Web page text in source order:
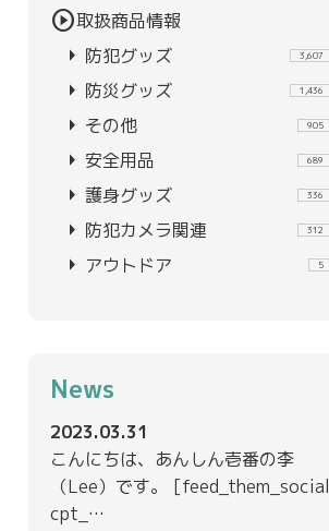
play_circle取扱商品情報
arrow_right 防犯グッズ 3,607
arrow_right 防災グッズ 1,436
arrow_right その他 905
arrow_right 安全用品 689
arrow_right 護身グッズ 336
arrow_right 防犯カメラ関連 312
arrow_right アウトドア 5
News
2023.03.31
こんにちは、あんしん壱番の李
（Lee）です。 [feed_them_social
cpt_…